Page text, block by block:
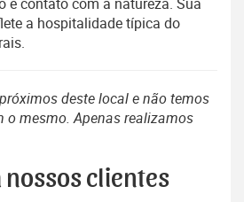
a hospitalidade típica do
deste local e não temos
o mesmo. Apenas realizamos
nossos clientes